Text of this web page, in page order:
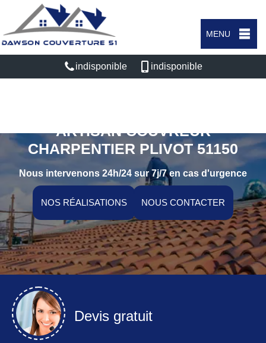
MENU
indisponible indisponible
ARTISAN COUVREUR
CHARPENTIER PLIVOT 51150
Nous intervenons 24h/24 sur 7j/7 en cas d'urgence
NOS RÉALISATIONS NOUS CONTACTER
Devis gratuit